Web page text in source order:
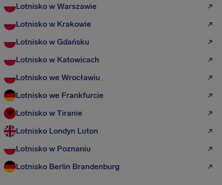
Lotnisko w Warszawie
Lotnisko w Krakowie
Lotnisko w Gdańsku
Lotnisko w Katowicach
Lotnisko we Wrocławiu
Lotnisko we Frankfurcie
Lotnisko w Tiranie
Lotnisko Londyn Luton
Lotnisko w Poznaniu
Lotnisko Berlin Brandenburg